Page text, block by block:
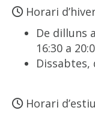
Horari
De dilluns
16:30 a
Dissabtes,
Horari d’estiu